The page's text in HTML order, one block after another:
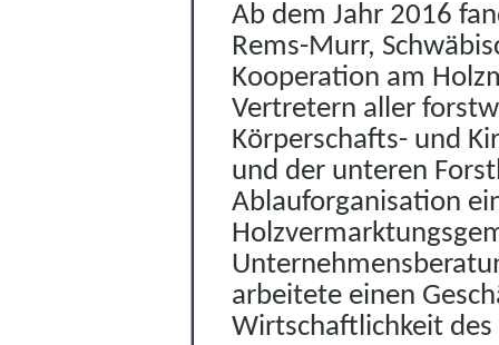
Ab dem Jahr 2016
Rems-Murr, Schwä
Kooperation am
Vertretern aller
Körperschafts- und
und der unteren Forst
Ablauforganisation
Holzvermark
arbeitete einen
Wirtschaftlichkeit des